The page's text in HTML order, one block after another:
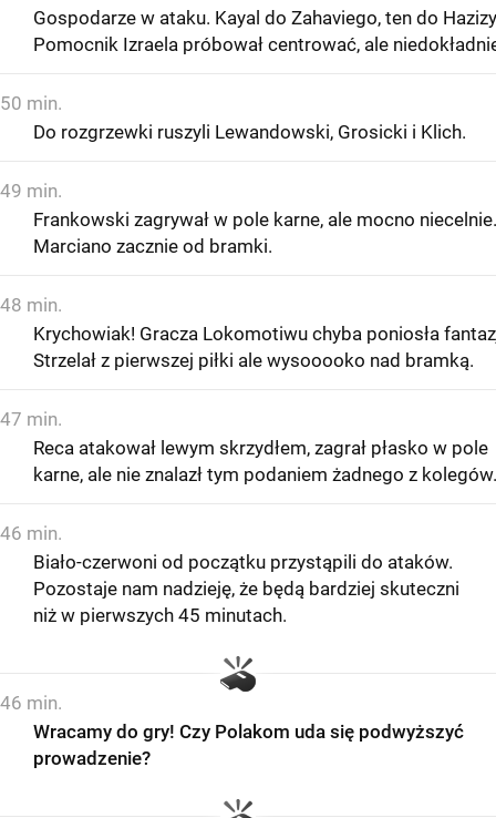
Gospodarze w ataku. Kayal do Zahaviego, ten do
Pomocnik Izraela próbował centrować, ale
50 min.
Do rozgrzewki ruszyli Lewandowski, Grosicki i Klich.
49 min.
Frankowski zagrywał w pole karne, ale mocno niecelnie.
Marciano zacznie od bramki.
48 min.
Krychowiak! Gracza Lokomotiwu chyba poniosła
Strzelał z pierwszej piłki ale wysooooko nad bramką.
47 min.
Reca atakował lewym skrzydłem, zagrał płasko w pole
karne, ale nie znalazł tym podaniem żadnego z kolegów.
46 min.
Biało-czerwoni od początku przystąpili do ataków.
Pozostaje nam nadzieję, że będą bardziej skuteczni
niż w pierwszych 45 minutach.
46 min.
Wracamy do gry! Czy Polakom uda się podwyższyć
prowadzenie?